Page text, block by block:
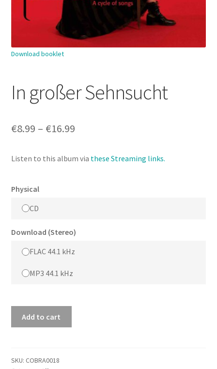
Download booklet
In großer Sehnsucht
€8.99 – €16.99Price
€8.99
Listen to this album via these Streaming links.
Physical
CD
Download (Stereo)
FLAC 44.1 kHz
MP3 44.1 kHz
Add to cart
SKU: COBRA0018